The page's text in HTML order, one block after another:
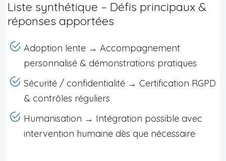
Liste synthétique – Défis principaux &
réponses apportées
Adoption lente → Accompagnement
personnalisé & démonstrations pratiques
Sécurité / confidentialité → Certification RGPD
& contrôles réguliers
Humanisation → Intégration possible avec
intervention humaine dès que nécessaire